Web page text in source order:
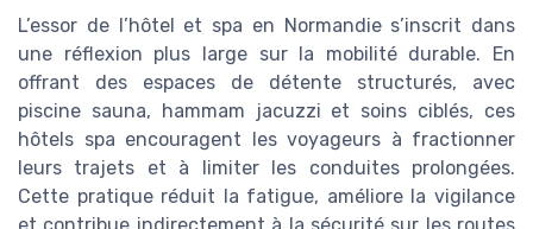
L’essor de l’hôtel et spa en Normandie s’inscrit dans
une réflexion plus large sur la mobilité durable. En
offrant des espaces de détente structurés, avec
piscine sauna, hammam jacuzzi et soins ciblés, ces
hôtels spa encouragent les voyageurs à fractionner
leurs trajets et à limiter les conduites prolongées.
Cette pratique réduit la fatigue, améliore la vigilance